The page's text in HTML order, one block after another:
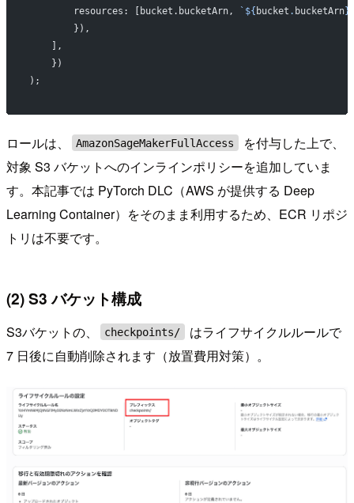
        resources: [bucket.bucketArn,
`${ bucket . bucketArn
        }),
    ],
    })
);
ロールは、 AmazonSageMakerFullAccess
を付与した上で、
対象 S3 バケットへのインラインポリシーを追加していま
す。本記事では PyTorch DLC（AWS が提供する Deep
Learning Container）をそのまま利用するため、ECR リポジ
トリは不要です。
(2) S3 バケット構成
S3バケットの、 checkpoints/
はライフサイクルルールで
7 日後に自動削除されます（放置費用対策）。